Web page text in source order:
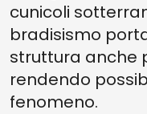
cunicoli
bradisismo
struttura anche
rendendo
fenomeno.